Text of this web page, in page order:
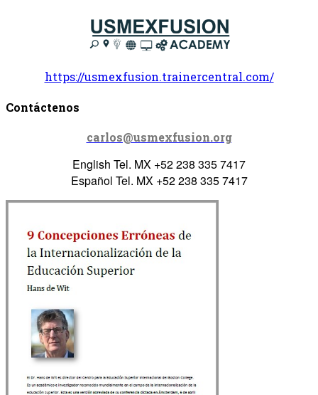
https://usmexfusion.trainercentral.com/
Contáctenos
carlos@usmexfusion.org
English Tel. MX +52 238 335 7417
Español Tel. MX +52 238 335 7417